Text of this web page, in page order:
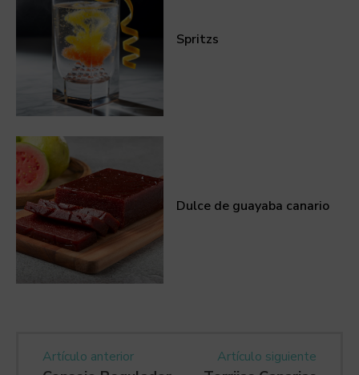
Spritzs
Dulce de guayaba canario
Artículo anterior Artículo siguiente